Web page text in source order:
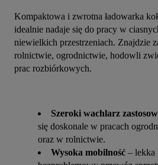
Kompaktowa i zwrotna ładowarka
idealnie nadaje się do pracy w
niewielkich przestrzeniach. Znajdzie
rolnictwie, ogrodnictwie, hodowli
prac rozbiórkowych.
Szeroki wachlarz
się doskonale w pracach
oraz w rolnictwie.
Wysoka mobilność – lekka